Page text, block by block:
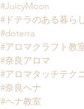
#JuicyMoon
#ドテラのある暮ら
#doterra
#アロマクラフト教
#奈良アロマ
#アロマタッチテク
#奈良ヘナ
#ヘナ教室